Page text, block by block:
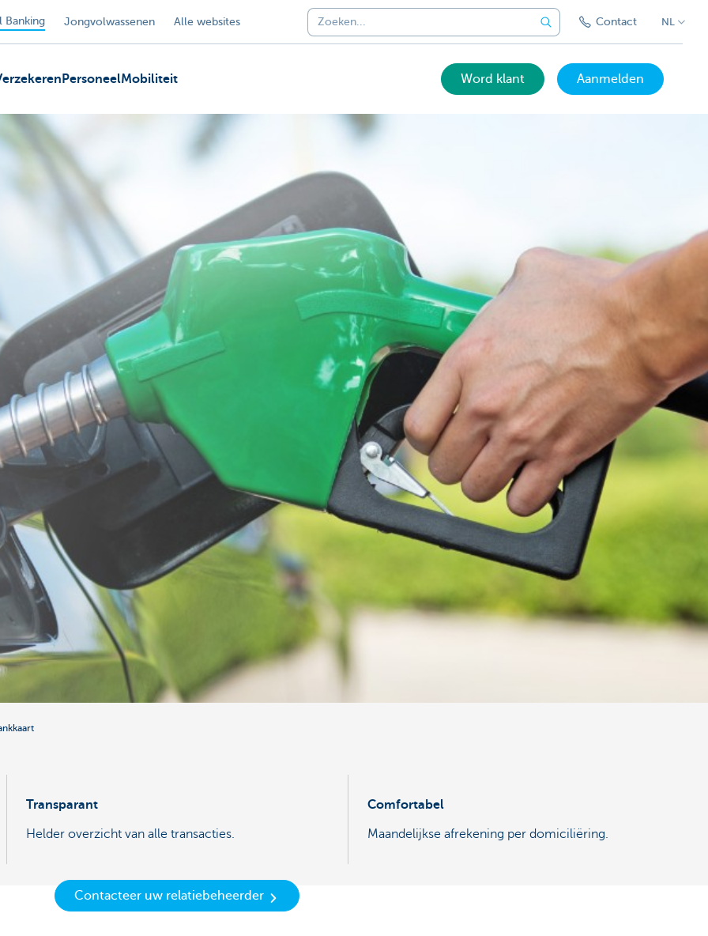
Banking Jongvolwassenen Alle websites Contact NL
PersoneelMobiliteit Word klant Aanmelden
Transparant
Helder overzicht van alle transacties.
Comfortabel
Maandelijkse afrekening per domiciliëring.
Contacteer uw relatiebeheerder